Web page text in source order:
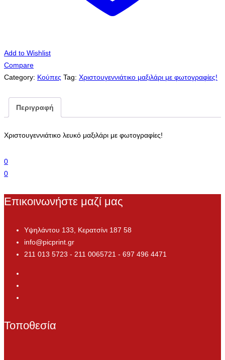
Add to Wishlist
Compare
Category: Κούπες Tag: Χριστουγεννιάτικο μαξιλάρι με φωτογραφίες!
Περιγραφή
Χριστουγεννιάτικο λευκό μαξιλάρι με φωτογραφίες!
0
0
Επικοινωνήστε μαζί μας
Υψηλάντου 133, Κερατσίνι 187 58
info@picprint.gr
211 013 5723 - 211 0065721 - 697 496 4471
Τοποθεσία